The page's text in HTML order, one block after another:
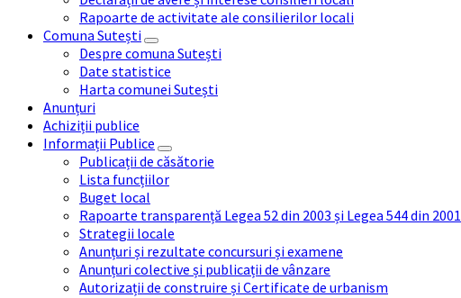
Rapoarte de activitate ale consilierilor locali
Comuna Sutești
Despre comuna Sutești
Date statistice
Harta comunei Sutești
Anunțuri
Achiziții publice
Informații Publice
Publicații de căsătorie
Lista funcțiilor
Buget local
Rapoarte transparență Legea 52 din 2003 și Legea 544 din 2001
Strategii locale
Anunțuri și rezultate concursuri și examene
Anunțuri colective și publicații de vânzare
Autorizații de construire și Certificate de urbanism